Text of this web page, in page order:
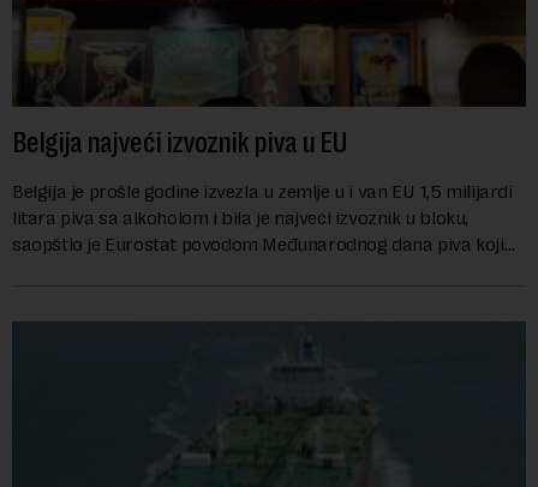
Belgija najveći izvoznik piva u EU
Belgija je prošle godine izvezla u zemlje u i van EU 1,5 milijardi
litara piva sa alkoholom i bila je najveći izvoznik u bloku,
saopštio je Eurostat povodom Međunarodnog dana piva koji